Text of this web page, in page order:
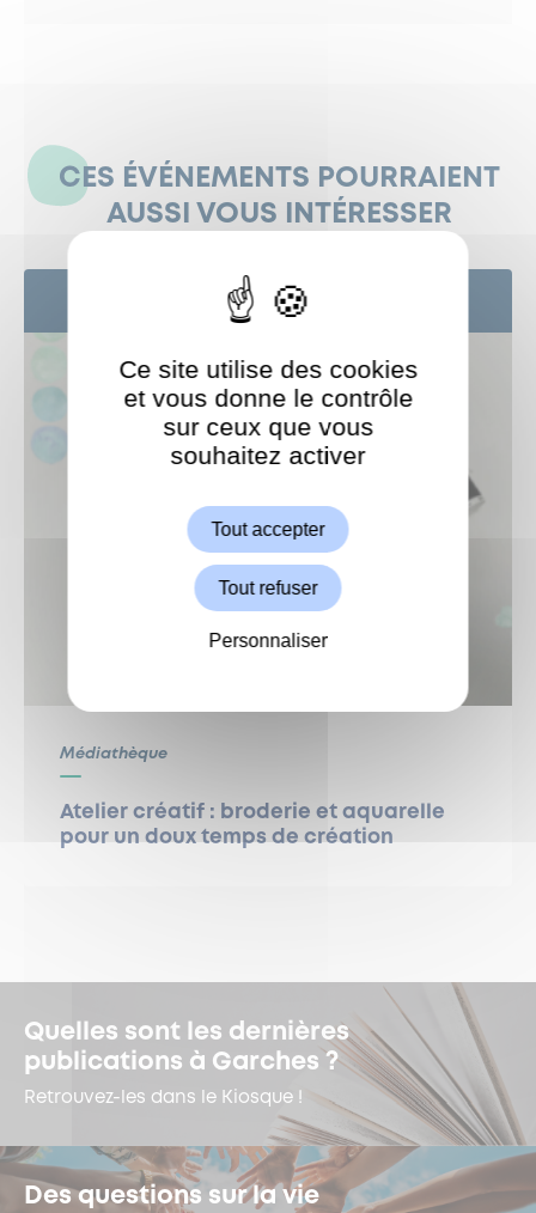
CES ÉVÉNEMENTS POURRAIENT
AUSSI VOUS INTÉRESSER
29 AOÛT
Médiathèque
Atelier créatif : broderie et aquarelle
pour un doux temps de création
Quelles sont les dernières
publications à Garches ?
Retrouvez-les dans le Kiosque !
Des questions sur la vie
ShareThis est désactivé.
Ce site utilise des cookies
et vous donne le contrôle
sur ceux que vous
souhaitez activer
Tout accepter
Tout refuser
Personnaliser